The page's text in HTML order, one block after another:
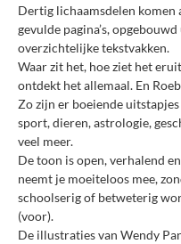
Dertig lichaamsdelen komen
gevulde pagina’s,
overzichtelijke tekstvakken.
Waar zit het, hoe ziet het
ontdekt het allemaal. En
Zo zijn er boeiende
sport, dieren, astrologie,
veel meer.
De toon is open, verhalend
neemt je moeiteloos mee,
schoolserig of betweterig
(voor).
De illustraties van Wendy